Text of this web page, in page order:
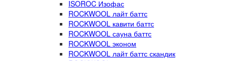
ISOROC Изофас
ROCKWOOL лайт баттс
ROCKWOOL кавити баттс
ROCKWOOL сауна баттс
ROCKWOOL эконом
ROCKWOOL лайт баттс скандик